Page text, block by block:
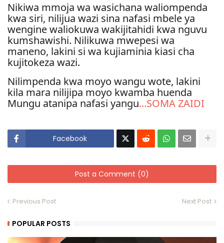
Nikiwa mmoja wa wasichana waliompenda
kwa siri, nilijua wazi sina nafasi mbele ya
wengine waliokuwa wakijitahidi kwa nguvu
kumshawishi. Nilikuwa mwepesi wa
maneno, lakini si wa kujiaminia kiasi cha
kujitokeza wazi.
Nilimpenda kwa moyo wangu wote, lakini
kila mara nilijipa moyo kwamba huenda
Mungu atanipa nafasi yangu...SOMA ZAIDI
Facebook
Post a Comment (0)
Previous Post Next Post
POPULAR POSTS